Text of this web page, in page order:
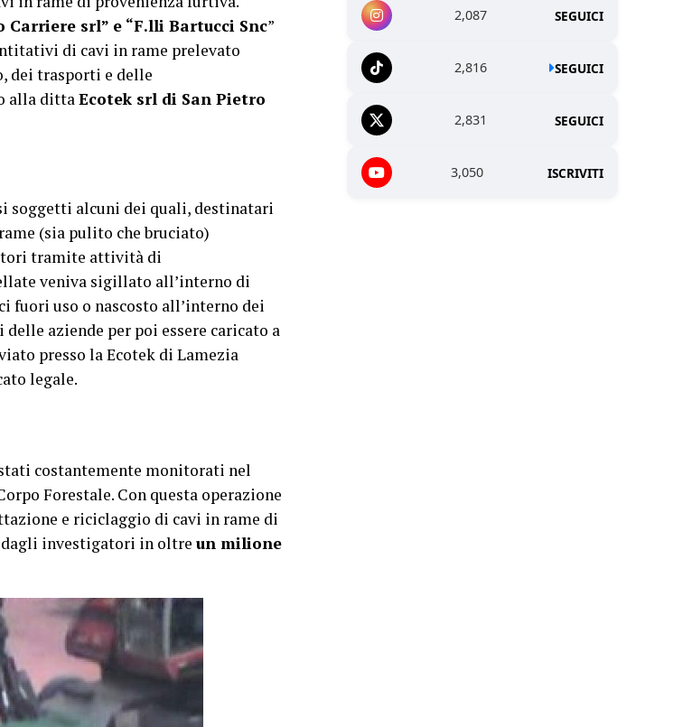
srl” e “F.lli Bartucci Snc”
di cavi in rame prelevato
dei trasporti e delle
alla dittaEcotek srl di San Pietro
soggetti alcuni dei quali, destinatari
(sia pulito che bruciato)
tramite attività di
veniva sigillato all’interno di
fuori uso o nascosto all’interno dei
aziende per poi essere caricato a
presso la Ecotek di Lamezia
legale.
costantemente monitorati nel
Forestale. Con questa operazione
e riciclaggio di cavi in rame di
investigatori in oltre un milione
2,087 SEGUICI
2,816 SEGUICI
2,831 SEGUICI
3,050 ISCRIVITI